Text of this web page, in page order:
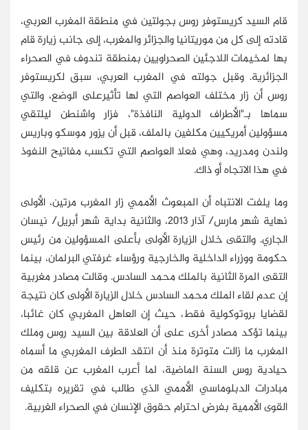
قام السيد كريستوفر روس بجولتين في منطقة المغرب العربي،
قادته إلى كل من موريتانيا والجزائر والمغرب، إلى جانب زيارة قام
بها لمخيمات اللاجئين الصحراويين بمنطقة تندوف في الصحراء
الجزائرية. وقبل جولته في المغرب العربي، سبق لكريستوفر
روس أن زار مختلف العواصم التي لها تأثيرعلى الوضع، والتي
سماها بـ"الأطراف الدولية النافذة"، فزار واشنطن ليلتقي
مسؤولين أمريكيين مكلفين بالملف، قبل أن يزور موسكو وباريس
ولندن ومدريد، وهي فعلا العواصم التي تكسب مفاتيح النفوذ
في هذا الاتجاه أو ذاك.
وما يلفت الانتباه أن المبعوث الأممي زار المغرب مرتين، الأولى
نهاية شهر مارس/ آذار 2013، والثانية بداية شهر أبريل/ نيسان
الجاري. والتقى خلال الزيارة الأولى بأعلى المسؤولين من رئيس
حكومة ووزراء الداخلية والخارجية ورؤساء غرفتي البرلمان، بينما
التقى المرة الثانية بالملك محمد السادس. وقالت مصادر مغربية
إن عدم لقاء الملك محمد السادس خلال الزيارة الأولى كان نتيجة
لقضايا بروتوكولية فقط، حيث إن العاهل المغربي كان غائبا،
بينما تؤكد مصادر أخرى على أن العلاقة بين السيد روس وملك
المغرب ما زالت متوترة منذ أن انتقد الطرف المغربي ما أسماه
حيادية روس السنة الماضية، لما أعرب المغرب عن قلقه من
مبادرات الدبلوماسي الأممي الذي طالب في تقريره بتكليف
القوى الأممية بفرض احترام حقوق الإنسان في الصحراء الغربية.